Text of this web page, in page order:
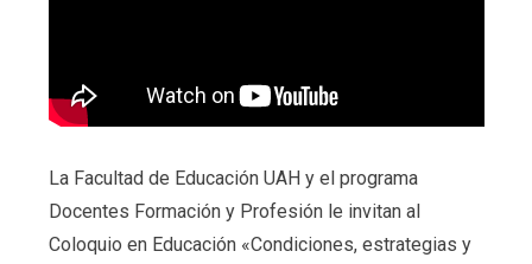
La Facultad de Educación UAH y el programa
Docentes Formación y Profesión le invitan al
Coloquio en Educación «Condiciones, estrategias y